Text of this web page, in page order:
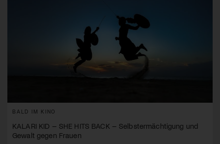
BALD IM KINO
KALARI KID – SHE HITS BACK – Selbstermächtigung und
Gewalt gegen Frauen